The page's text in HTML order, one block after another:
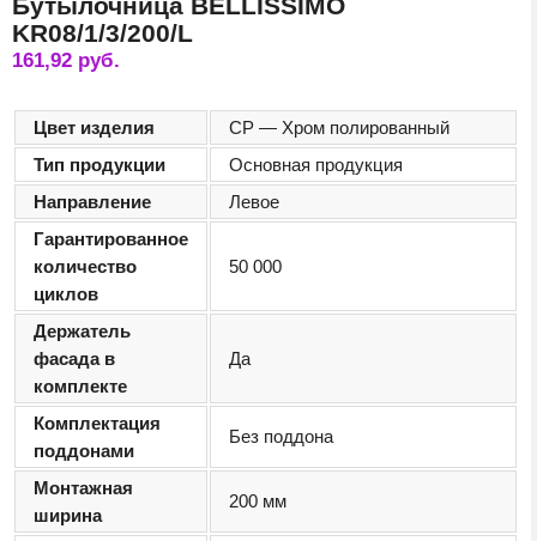
Бутылочница BELLISSIMO
KR08/1/3/200/L
161,92 руб.
Цвет изделия
CP — Хром полированный
Тип продукции
Основная продукция
Направление
Левое
Гарантированное
количество
циклов
50 000
Держатель
фасада в
комплекте
Да
Комплектация
поддонами
Без поддона
Монтажная
ширина
200 мм